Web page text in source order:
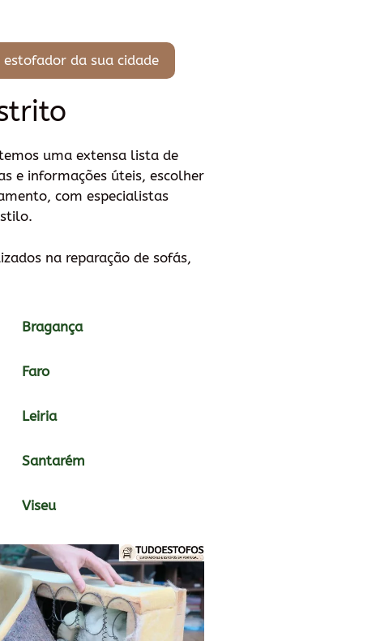
da sua cidade
uma extensa lista de
e informações úteis, escolher
com especialistas
na reparação de sofás,
Bragança
Faro
Leiria
Santarém
Viseu